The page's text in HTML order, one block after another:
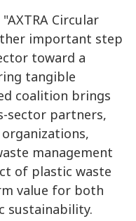
Circular
important step
toward a
tangible
coalition brings
sector partners,
management
of plastic waste
value for both
sustainability.